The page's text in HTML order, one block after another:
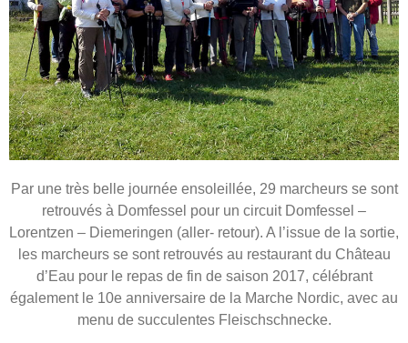
Par une très belle journée ensoleillée, 29 marcheurs se sont
retrouvés à Domfessel pour un circuit Domfessel –
Lorentzen – Diemeringen (aller- retour). A l’issue de la sortie,
les marcheurs se sont retrouvés au restaurant du Château
d’Eau pour le repas de fin de saison 2017, célébrant
également le 10e anniversaire de la Marche Nordic, avec au
menu de succulentes Fleischschnecke.